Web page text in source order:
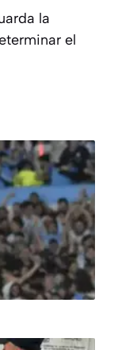
la
el